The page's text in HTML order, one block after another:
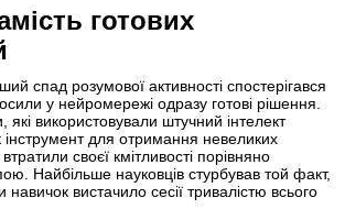
готових
спад розумової активності спостерігався
у нейромережі одразу готові рішення.
які використовували штучний інтелект
для отримання невеликих
своєї кмітливості порівняно
Найбільше науковців стурбував той факт,
навичок вистачило сесії тривалістю всього